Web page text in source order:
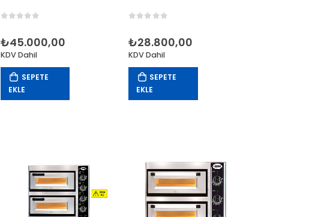
₺45.000,00
KDV Dahil
SEPETE
EKLE
₺28.800,00
KDV Dahil
SEPETE
EKLE